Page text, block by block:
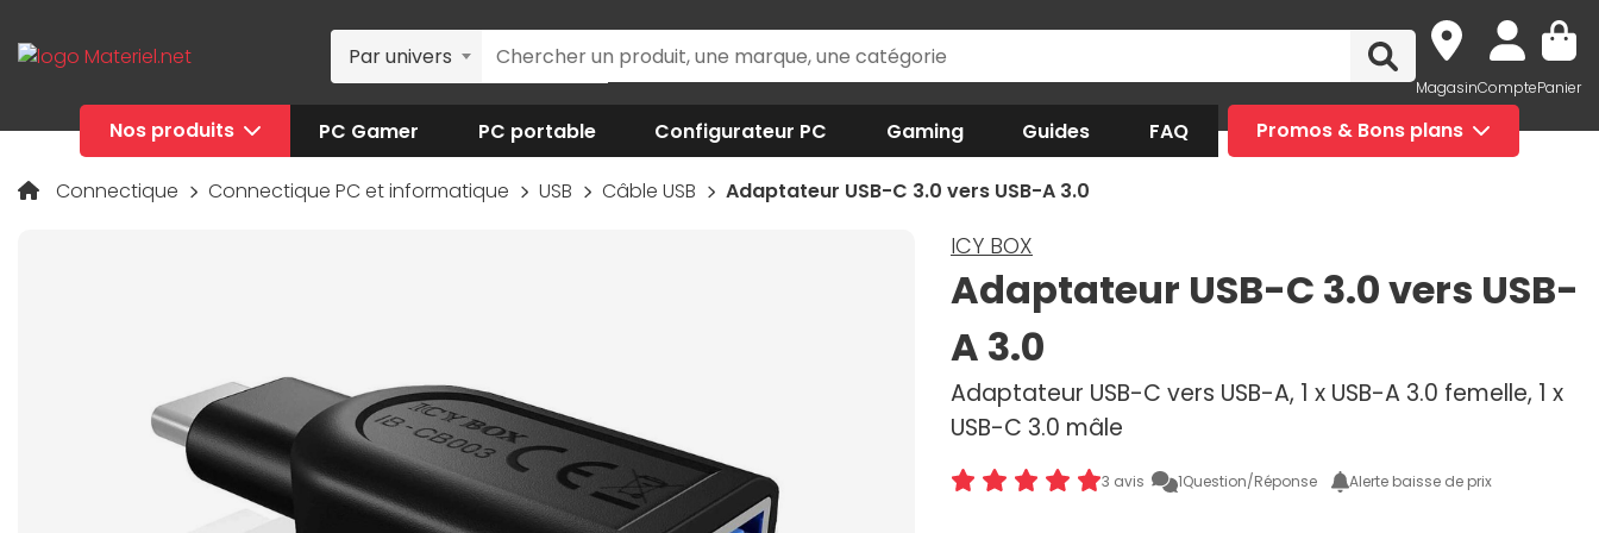
Par univers
MagasinComptePanier
Nos produits PC Gamer PC portable Configurateur PC Gaming Guides FAQ Promos & Bons plans
Connectique Connectique PC et informatique USB Câble USB Adaptateur USB-C 3.0 vers USB-A 3.0
ICY BOX
Adaptateur USB-C 3.0 vers USB-
A 3.0
Adaptateur USB-C vers USB-A, 1 x USB-A 3.0 femelle, 1 x
USB-C 3.0 mâle
3 avis 1Question/Réponse Alerte baisse de prix